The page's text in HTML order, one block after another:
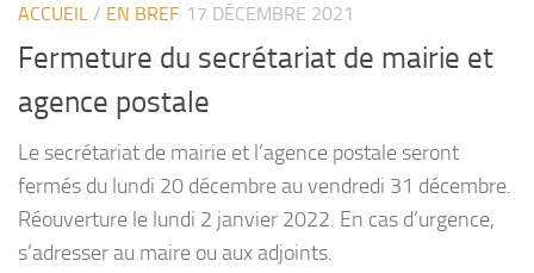
ACCUEIL / EN BREF 17 DÉCEMBRE 2021
Fermeture du secrétariat de mairie et
agence postale
Le secrétariat de mairie et l’agence postale seront
fermés du lundi 20 décembre au vendredi 31 décembre.
Réouverture le lundi 2 janvier 2022. En cas d’urgence,
s’adresser au maire ou aux adjoints.